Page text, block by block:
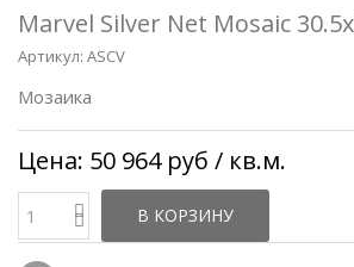
Marvel Silver Net Mosaic
Артикул: ASCV
Мозаика
Цена: 50 964 руб / кв.м.
В КОРЗИНУ